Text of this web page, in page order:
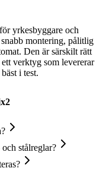
yrkesbyggare och
montering, pålitlig
Den är särskilt rätt
verktyg som levererar
i test.
stålreglar?